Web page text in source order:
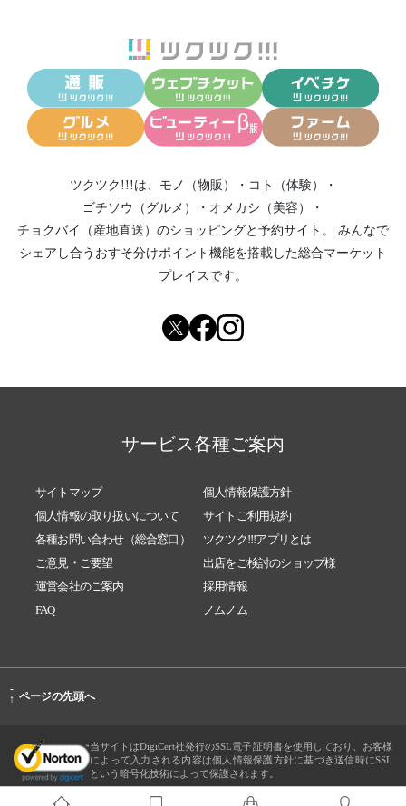
ツクツク!!!は、 モノ（物販） ・ コト（体験）
・
ゴチソウ（グルメ）
・ オメカシ（美容）
・
チョクバイ（産地直送） のショッピングと予約サイト。
みんなで
シェアし合う おすそ分けポイント機能を搭載した総合マーケット
プレイスです。
サービス各種ご案内
サイトマップ
個人情報保護方針
個人情報の取り扱いについて
サイトご利用規約
各種お問い合わせ（総合窓口）
ツクツク!!!アプリとは
ご意見・ご要望
出店をご検討のショップ様
運営会社のご案内
採用情報
FAQ
ノムノム
-
↑ ページの先頭へ
当サイトはDigiCert社発行のSSL電子証明書を使用しており、お客様
によって入力される内容は個人情報保護方針に基づき送信時にSSL
という暗号化技術によって保護されます。